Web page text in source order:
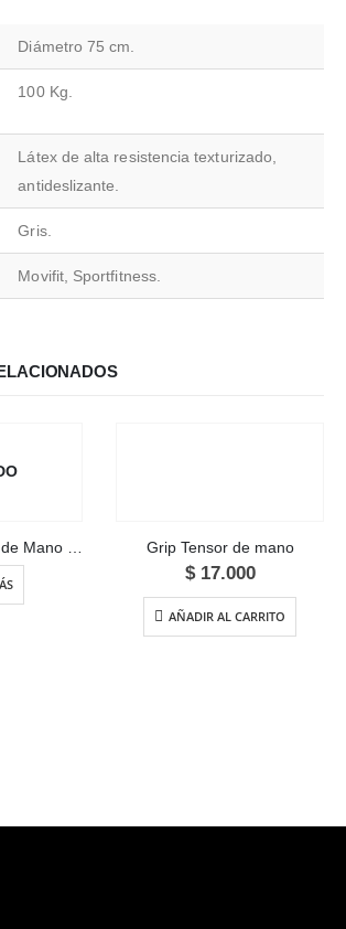
Diámetro 75 cm.
100 Kg.
Látex de alta resistencia texturizado,
antideslizante.
Gris.
Movifit, Sportfitness.
Grip Tensor de mano
$17.000
AÑADIR AL CARRITO